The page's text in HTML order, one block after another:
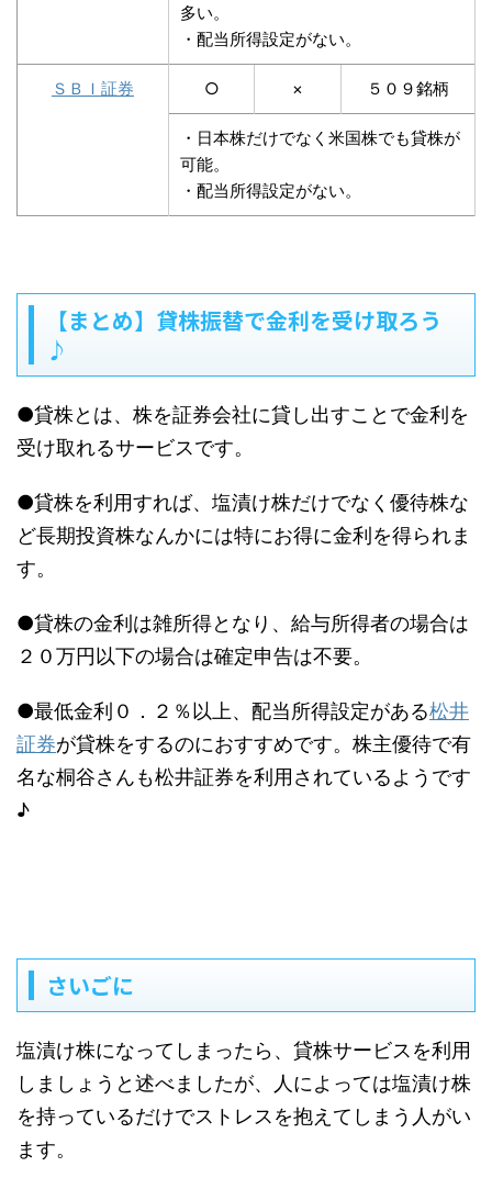
多い。
・配当所得設定がない。
ＳＢＩ証券 ○ × ５０９銘柄
・日本株だけでなく米国株でも貸株が
可能。
・配当所得設定がない。
【まとめ】貸株振替で金利を受け取ろう
♪
●貸株とは、株を証券会社に貸し出すことで金利を
受け取れるサービスです。
●貸株を利用すれば、塩漬け株だけでなく優待株な
ど長期投資株なんかには特にお得に金利を得られま
す。
●貸株の金利は雑所得となり、給与所得者の場合は
２０万円以下の場合は確定申告は不要。
●最低金利０．２％以上、配当所得設定がある松井
証券が貸株をするのにおすすめです。株主優待で有
名な桐谷さんも松井証券を利用されているようです
♪
さいごに
塩漬け株になってしまったら、貸株サービスを利用
しましょうと述べましたが、人によっては塩漬け株
を持っているだけでストレスを抱えてしまう人がい
ます。